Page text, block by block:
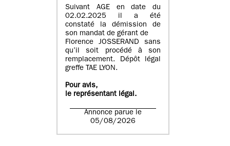
Suivant AGE en date du
02.02.2025 il a été
constaté la démission de
son mandat de gérant de
Florence JOSSERAND sans
qu’il soit procédé à son
remplacement. Dépôt légal
greffe TAE LYON.
Pour avis,
le représentant légal.
Annonce parue le
05/08/2026